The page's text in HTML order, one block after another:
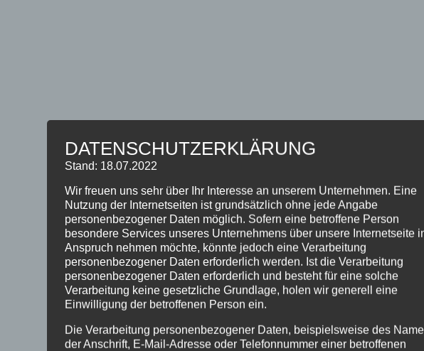
DATENSCHUTZERKLÄRUNG
Stand: 18.07.2022
Wir freuen uns sehr über Ihr Interesse an unserem Unternehmen. Eine
Nutzung der Internetseiten ist grundsätzlich ohne jede Angabe
personenbezogener Daten möglich. Sofern eine betroffene Person
besondere Services unseres Unternehmens über unsere Internetseite
Anspruch nehmen möchte, könnte jedoch eine Verarbeitung
personenbezogener Daten erforderlich werden. Ist die Verarbeitung
personenbezogener Daten erforderlich und besteht für eine solche
Verarbeitung keine gesetzliche Grundlage, holen wir generell eine
Einwilligung der betroffenen Person ein.
Die Verarbeitung personenbezogener Daten, beispielsweise des
der Anschrift, E-Mail-Adresse oder Telefonnummer einer betroffenen